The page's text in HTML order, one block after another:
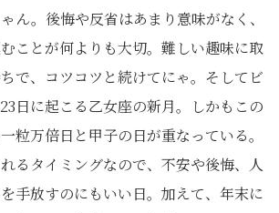
ん。後悔や反省はあまり意味がなく、
ことが何よりも大切。難しい趣味に取
で、コツコツと続けてにゃ。そしてビ
日に起こる乙女座の新月。しかもこの
粒万倍日と甲子の日が重なっている。
るタイミングなので、不安や後悔、人
手放すのにもいい日。加えて、年末に